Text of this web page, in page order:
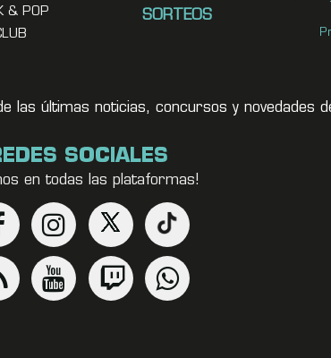
& POP
SORTEOS
las últimas noticias, concursos y novedades
SOCIALES
en todas las plataformas!